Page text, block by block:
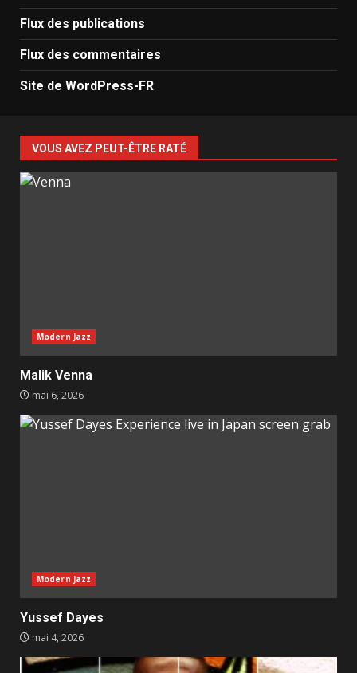
Flux des publications
Flux des commentaires
Site de WordPress-FR
VOUS AVEZ PEUT-ÊTRE RATÉ
Modern Jazz
Malik Venna
mai 6, 2026
Modern Jazz
Yussef Dayes
mai 4, 2026